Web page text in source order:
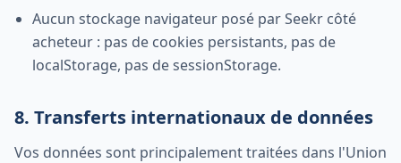
Aucun stockage navigateur posé par Seekr côté
acheteur : pas de cookies persistants, pas de
localStorage, pas de sessionStorage.
8. Transferts internationaux de données
Vos données sont principalement traitées dans l'Union